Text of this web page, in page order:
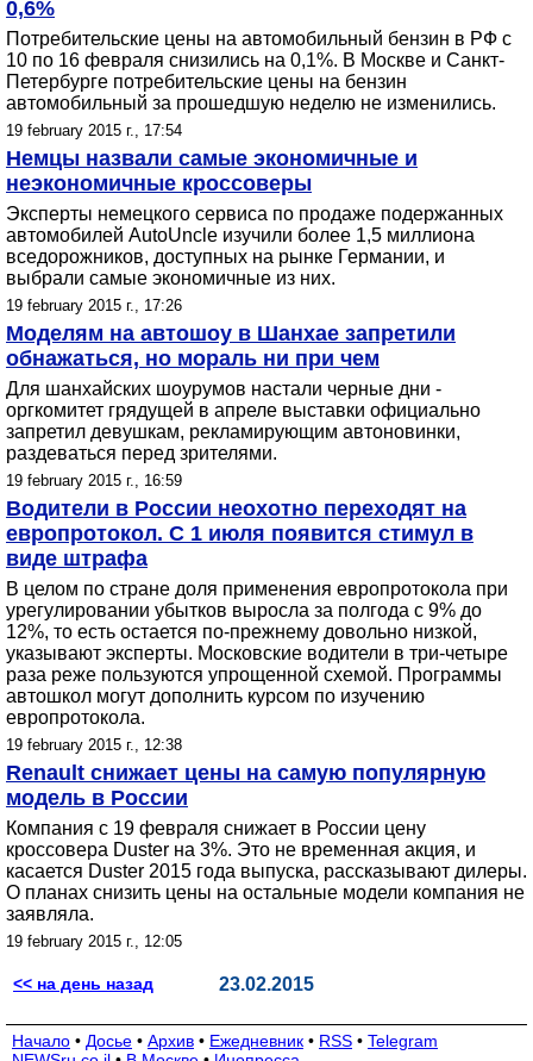
0,6%
Потребительские цены на автомобильный бензин в РФ с
10 по 16 февраля снизились на 0,1%. В Москве и Санкт-
Петербурге потребительские цены на бензин
автомобильный за прошедшую неделю не изменились.
19 february 2015 г., 17:54
Немцы назвали самые экономичные и
неэкономичные кроссоверы
Эксперты немецкого сервиса по продаже подержанных
автомобилей AutoUncle изучили более 1,5 миллиона
вседорожников, доступных на рынке Германии, и
выбрали самые экономичные из них.
19 february 2015 г., 17:26
Моделям на автошоу в Шанхае запретили
обнажаться, но мораль ни при чем
Для шанхайских шоурумов настали черные дни -
оргкомитет грядущей в апреле выставки официально
запретил девушкам, рекламирующим автоновинки,
раздеваться перед зрителями.
19 february 2015 г., 16:59
Водители в России неохотно переходят на
европротокол. С 1 июля появится стимул в
виде штрафа
В целом по стране доля применения европротокола при
урегулировании убытков выросла за полгода с 9% до
12%, то есть остается по-прежнему довольно низкой,
указывают эксперты. Московские водители в три-четыре
раза реже пользуются упрощенной схемой. Программы
автошкол могут дополнить курсом по изучению
европротокола.
19 february 2015 г., 12:38
Renault снижает цены на самую популярную
модель в России
Компания с 19 февраля снижает в России цену
кроссовера Duster на 3%. Это не временная акция, и
касается Duster 2015 года выпуска, рассказывают дилеры.
О планах снизить цены на остальные модели компания не
заявляла.
19 february 2015 г., 12:05
<< на день назад 23.02.2015
Начало • Досье • Архив • Ежедневник • RSS • Telegram